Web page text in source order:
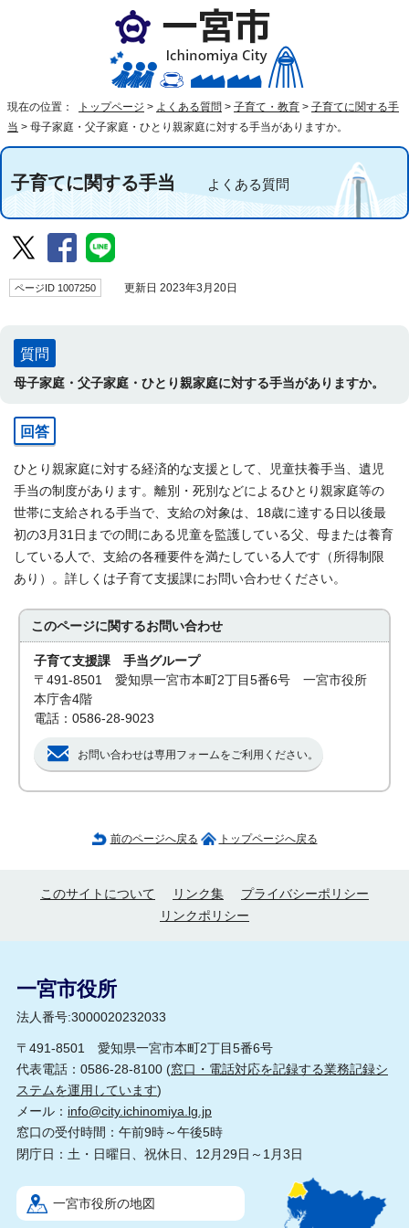
現在の位置： トップページ > よくある質問 > 子育て・教育 > 子育てに関する手
当 > 母子家庭・父子家庭・ひとり親家庭に対する手当がありますか。
子育てに関する手当 よくある質問
ページID 1007250 更新日 2023年3月20日
質問
母子家庭・父子家庭・ひとり親家庭に対する手当がありますか。
回答
ひとり親家庭に対する経済的な支援として、児童扶養手当、遺児
手当の制度があります。離別・死別などによるひとり親家庭等の
世帯に支給される手当で、支給の対象は、18歳に達する日以後最
初の3月31日までの間にある児童を監護している父、母または養育
している人で、支給の各種要件を満たしている人です（所得制限
あり）。詳しくは子育て支援課にお問い合わせください。
このページに関するお問い合わせ
子育て支援課 手当グループ
〒491-8501 愛知県一宮市本町2丁目5番6号 一宮市役所
本庁舎4階
電話：0586-28-9023
お問い合わせは専用フォームをご利用ください。
前のページへ戻る トップページへ戻る
このサイトについて リンク集
プライバシーポリシー
リンクポリシー
一宮市役所
法人番号:3000020232033
〒491-8501 愛知県一宮市本町2丁目5番6号
代表電話：0586-28-8100 (窓口・電話対応を記録する業務記録シ
ステムを運用しています)
メール： info@city.ichinomiya.lg.jp
窓口の受付時間：午前9時～午後5時
閉庁日：土・日曜日、祝休日、12月29日～1月3日
一宮市役所の地図